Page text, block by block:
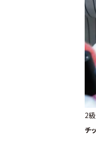
2
チ